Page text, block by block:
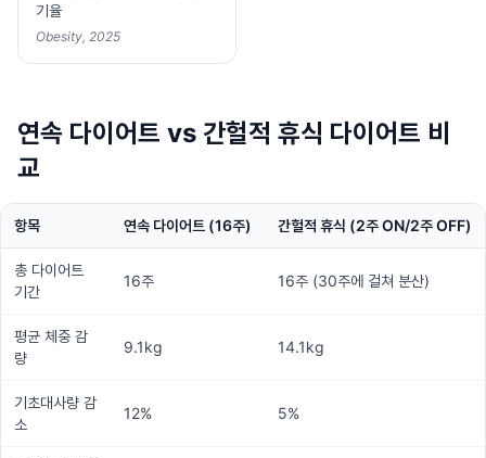
기율
Obesity, 2025
연속 다이어트 vs 간헐적 휴식 다이어트 비
교
항목 연속 다이어트 (16주) 간헐적 휴식 (2주 ON/2주 OFF)
총 다이어트
기간
16주 16주 (30주에 걸쳐 분산)
평균 체중 감
량
9.1kg 14.1kg
기초대사량 감
소
12% 5%